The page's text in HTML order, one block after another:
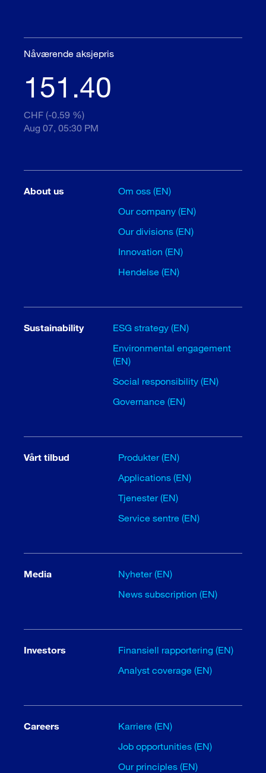
Nåværende aksjepris
151.40
CHF (-0.59 %)
Aug 07, 05:30 PM
About us
Om oss (EN)
Our company (EN)
Our divisions (EN)
Innovation (EN)
Hendelse (EN)
Sustainability
ESG strategy (EN)
Environmental engagement
(EN)
Social responsibility (EN)
Governance (EN)
Vårt tilbud
Produkter (EN)
Applications (EN)
Tjenester (EN)
Service sentre (EN)
Media
Nyheter (EN)
News subscription (EN)
Investors
Finansiell rapportering (EN)
Analyst coverage (EN)
Careers
Karriere (EN)
Job opportunities (EN)
Our principles (EN)